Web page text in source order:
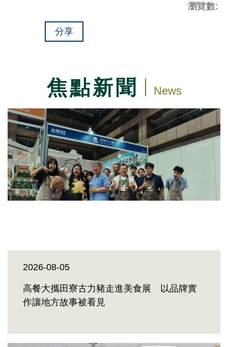
瀏覽數:
分享
焦點新聞 News
2026-08-05
高餐大攜田寮古力豬走進美食展 以品牌實
作讓地方故事被看見